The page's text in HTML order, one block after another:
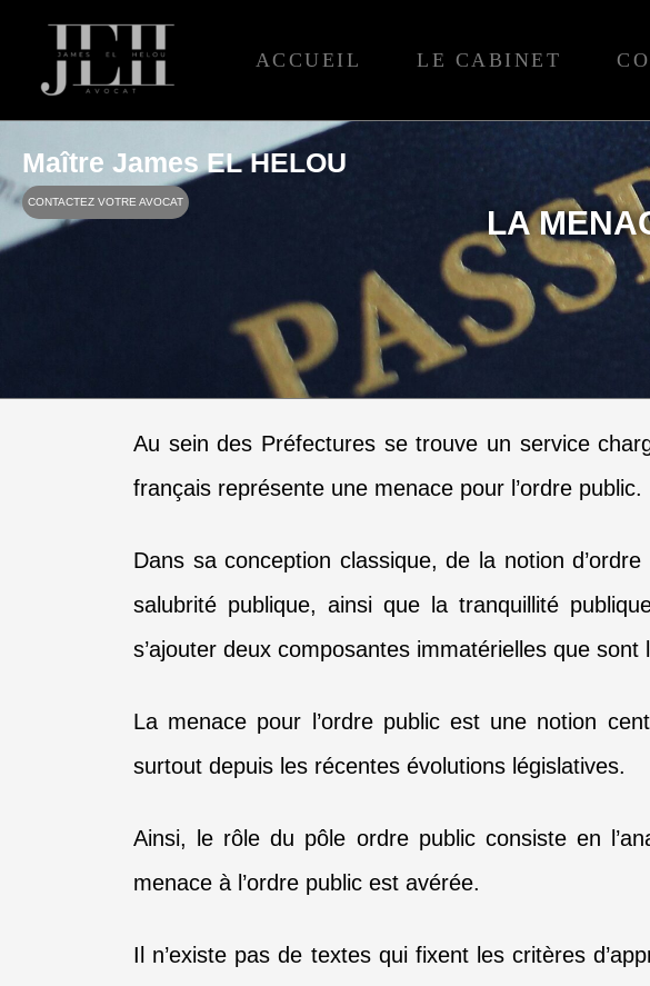
contenu
ACCUEIL LE CABINET
Maître James EL HELOU
CONTACTEZ VOTRE AVOCAT
LA
Au sein des Préfectures se trouve un service
français représente une menace pour l’ordre public.
Dans sa conception classique, de la notion
salubrité publique, ainsi que la tranquillité
s’ajouter deux composantes immatérielles que
La menace pour l’ordre public est une notion
surtout depuis les récentes évolutions législatives.
Ainsi, le rôle du pôle ordre public consiste en
menace à l’ordre public est avérée.
Il n’existe pas de textes qui fixent les critères